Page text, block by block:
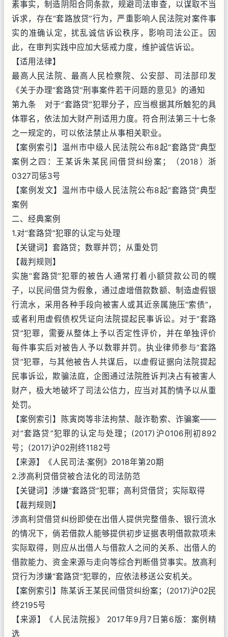
素事实，制造阴阳合同条款，规避司法审查，以谋取不当
诉求，存在“套路放贷”行为，严重影响人民法院对案件事
实的准确认定，扰乱诚信诉讼秩序，影响司法公正。因
此，在审判实践中应加大惩戒力度，维护诚信诉讼。
【适用法律】
最高人民法院、最高人民检察院、公安部、司法部印发
《关于办理“套路贷”刑事案件若干问题的意见》的通知
第九条 对于“套路贷”犯罪分子，应当根据其所触犯的具
体罪名，依法加大财产刑适用力度。符合刑法第三十七条
之一规定的，可以依法禁止从事相关职业。
【案例索引】温州市中级人民法院公布8起“套路贷”典型
案例之四：王某诉朱某民间借贷纠纷案；（2018）浙
0327司惩3号
【案例发文】温州市中级人民法院公布8起“套路贷”典型
案例
二、经典案例
1.对“套路贷”犯罪的认定与处理
【关键词】套路贷；数罪并罚；从重处罚
【裁判规则】
实施“套路贷”犯罪的被告人通常打着小额贷款公司的幌
子，以民间借贷为假象，通过虚增借款数额、制造虚假银
行流水，采用各种手段向被害人或其近亲属施压“索债”，
或者利用虚假债权凭证向法院提起民事诉讼。对于“套路
贷”犯罪，需要从整体上予以否定性评价，并在单独评价
每件事实后对被告人予以数罪并罚。执业律师参与“套路
贷”犯罪，与其他被告人共谋后，以虚假证据向法院提起
民事诉讼，欺骗法庭，企图通过法院胜诉判决占有被害人
财产，极大地破坏了司法公信力，应当对其酌情予以从重
处罚。
【案例索引】陈寅岗等非法拘禁、敲诈勒索、诈骗案——
对“套路贷”犯罪的认定与处理；(2017)沪0106刑初892
号；(2017)沪02刑终1182号
【来源】《人民司法·案例》2018年第20期
2.涉高利贷借贷被合法化的司法防范
【关键词】涉嫌“套路贷”犯罪；高利贷借贷；实际取得
【裁判规则】
涉高利贷借贷纠纷即使在出借人提供完整借条、银行流水
的情况下，倘若借款人能够提供初步证据表明借款款项未
实际取得，则应从出借人与借款人之间的关系、出借人的
借款能力、资金来源与走向等综合判断借贷事实。放高利
贷行为涉嫌“套路贷”犯罪的，应依法移送公安机关。
【案例索引】陈某诉王某民间借贷纠纷案；(2017)沪02民
终2195号
【来源】《人民法院报》 2017年9月7日第6版：案例精
选